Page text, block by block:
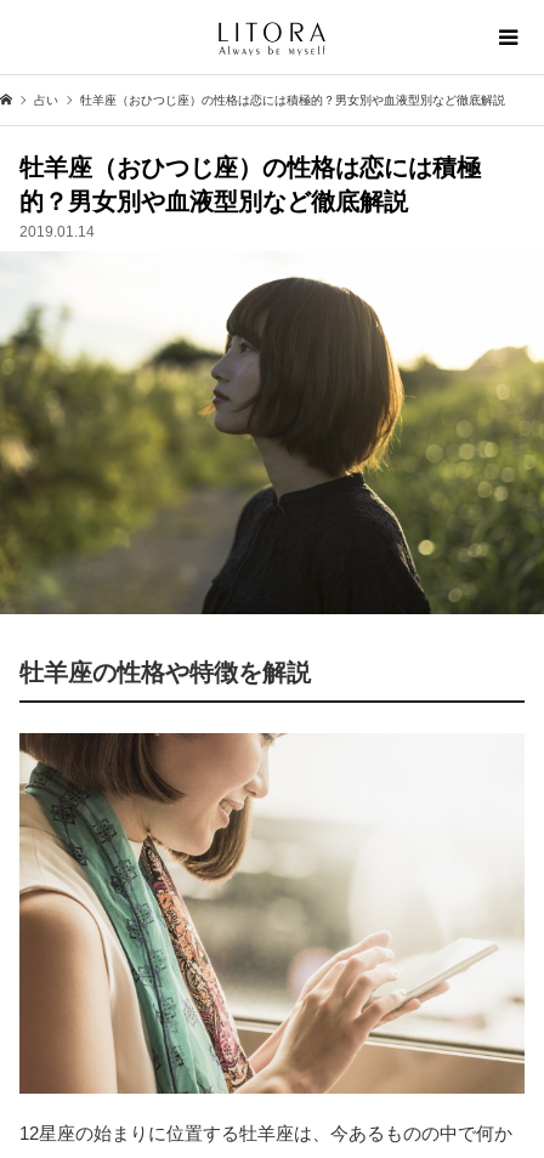
占い 牡羊座（おひつじ座）の性格は恋には積極的？男女別や血液型別など徹底解説
牡羊座（おひつじ座）の性格は恋には積極
的？男女別や血液型別など徹底解説
2019.01.14
牡羊座の性格や特徴を解説
12星座の始まりに位置する牡羊座は、今あるものの中で何か